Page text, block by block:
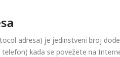
adresa) je jedinstveni broj
kada se povežete na